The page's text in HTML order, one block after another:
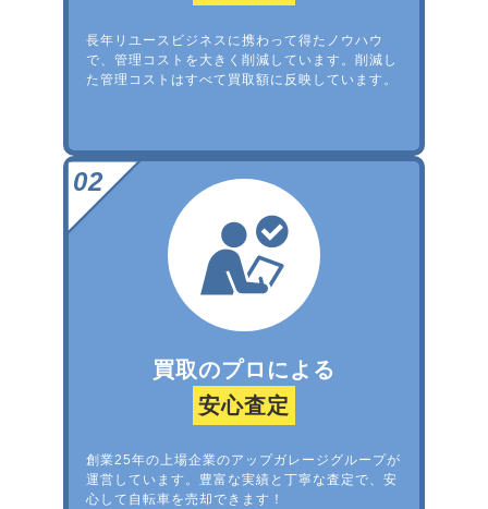
長年リユースビジネスに携わって得たノウハウ
で、管理コストを大きく削減しています。削減し
た管理コストはすべて買取額に反映しています。
買取のプロによる
安心査定
創業25年の上場企業のアップガレージグループが
運営しています。豊富な実績と丁寧な査定で、安
心して自転車を売却できます！